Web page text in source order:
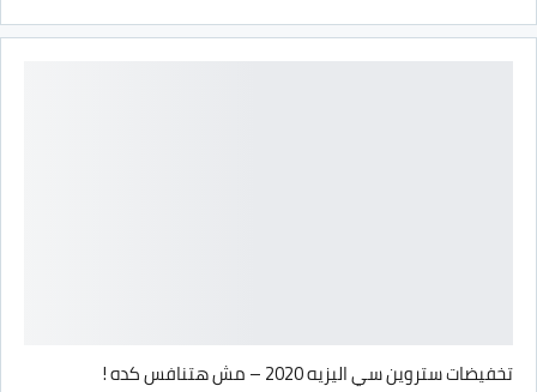
تخفيضات ستروين سي اليزيه 2020 – مش هتنافس كده !